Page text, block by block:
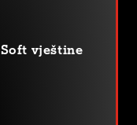
Soft vještine